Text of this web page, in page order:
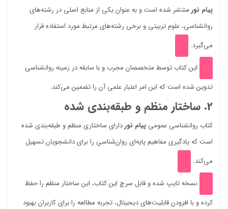
پیام نورمنتشر شده است و به عنوان یکی از منابع اصلی در رشته‌های
روانشناسی، علوم تربیتی و برخی رشته‌های مرتبط مورد استفاده قرار
می‌گیرد.
این کتاب توسط متخصصان مجرب و با سابقه در زمینه روانشناسی
تدوین شده است که این امر اعتبار علمی آن را تضمین می‌کند.
2. ساختار منظم و طبقه‌بندی شده
کتاب روانشناسی عمومی پیام نوردارای ساختاری منظم و طبقه‌بندی شده
است که یادگیری مفاهیم پایه‌ای روان‌شناسی را برای دانشجویان تسهیل
می‌کند.
نسخه تایپ شده و قابل سرچ این کتاب، این ساختار منظم را حفظ
کرده و با افزودن قابلیت‌های دیجیتال، تجربه مطالعه را برای کاربران بهبود